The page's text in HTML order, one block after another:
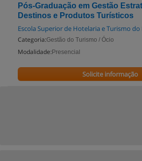
Pós-Graduação em Gestão
Destinos e Produtos Turísticos
Escola Superior de Hotelaria e Turismo do
Categoria:Gestão do Turismo / Ócio
Modalidade: Presencial
Solicite informação